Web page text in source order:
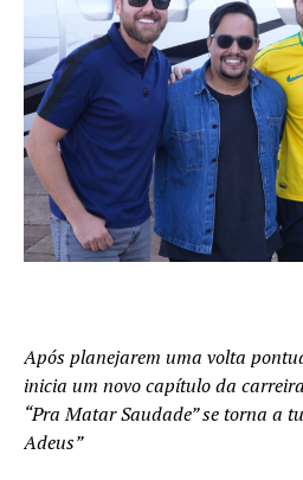
Após planejarem uma volta
inicia um novo capítulo da
“Pra Matar Saudade” se torna a
Adeus”